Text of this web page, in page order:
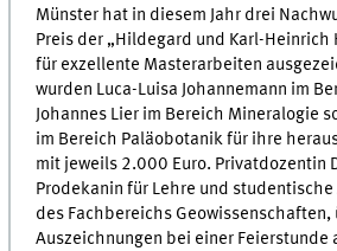
Münster hat in diesem Jahr drei
Preis der „Hildegard und Karl-
für exzellente Masterarbeiten
wurden Luca-Luisa Johannemann im
Johannes Lier im Bereich Mineralogie
im Bereich Paläobotanik für ihre
mit jeweils 2.000 Euro. Privatdozentin
Prodekanin für Lehre und
des Fachbereichs
Auszeichnungen bei einer Feierstunde